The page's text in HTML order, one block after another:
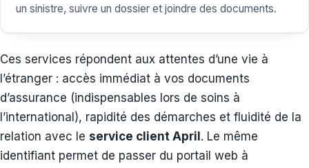
un sinistre, suivre un dossier et joindre des documents.
Ces services répondent aux attentes d’une vie à
l’étranger : accès immédiat à vos documents
d’assurance (indispensables lors de soins à
l’international), rapidité des démarches et fluidité de la
relation avec le service client April . Le même
identifiant permet de passer du portail web à